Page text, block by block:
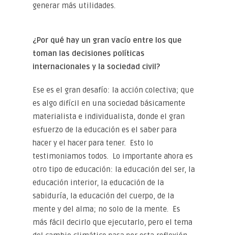
generar más utilidades.
¿Por qué hay un gran vacío entre los que
toman las decisiones políticas
internacionales y la sociedad civil?
Ese es el gran desafío: la acción colectiva; que
es algo difícil en una sociedad básicamente
materialista e individualista, donde el gran
esfuerzo de la educación es el saber para
hacer y el hacer para tener. Esto lo
testimoniamos todos. Lo importante ahora es
otro tipo de educación: la educación del ser, la
educación interior, la educación de la
sabiduría, la educación del cuerpo, de la
mente y del alma; no solo de la mente. Es
más fácil decirlo que ejecutarlo, pero el tema